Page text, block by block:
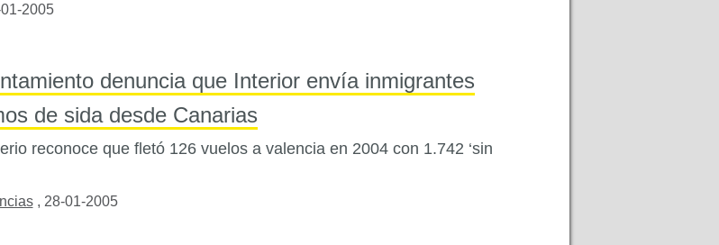
2005
denuncia que Interior envía inmigrantes
de sida desde Canarias
reconoce que fletó 126 vuelos a valencia en 2004 con 1.742 ‘sin
, 28-01-2005